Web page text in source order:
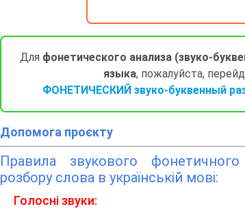
Для фонетического анализа (звуко-
языка, пожалуйста,
ФОНЕТИЧЕСКИЙ звуко-буквенный
Допомога проєкту
Правила звукового фонетичного
розбору слова в українській мові:
Голосні звуки: